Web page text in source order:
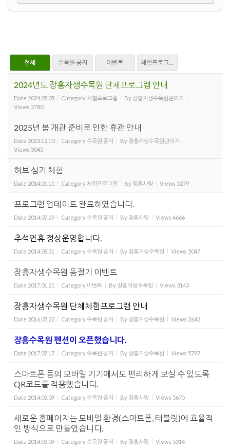
전체 수목원 공지 이벤트
2024년도 장흥자생수목원 단체프로그램 안내
Date 2024.05.05 Category 체험프로그램 By 장흥자생수목원관리자
Views 2780
2025년 봄 개관 준비로 인한 휴관 안내
Date 2023.12.10 Category수목원 공지 By 장흥자생수목원관리자
Views 3045
허브 심기 체험
Date 2014.01.11 Category 체험프로그램 By 장흥사랑 Views 5279
프로그램 업데이트 완료하였습니다.
Date 2014.07.29 Category수목원 공지 By 장흥사랑 Views 4666
추석연휴 정상운영합니다.
Date 2014.08.31 Category수목원 공지 By 장흥자생수목원 Views 5047
장흥자생수목원 동절기 이벤트
Date 2017.01.21 Category 이벤트 By 장흥자생수목원 Views 3143
장흥자생수목원 단체체험프로그램 안내
Date 2016.07.22 Category수목원 공지 By 장흥자생수목원 Views 2642
장흥수목원 펜션이 오픈했습니다.
Date 2017.07.17 Category수목원 공지 By 장흥자생수목원 Views 5797
스마트폰 등의 모바일 기기에서도 편리하게 보실 수 있도록
QR코드를 적용했습니다.
Date 2014.03.09 Category수목원 공지 By 장흥사랑 Views 5675
새로운 홈페이지는 모바일 환경(스마트폰, 태블릿)에 효율적
인 방식으로 만들었습니다.
Date 2014.03.09 Category수목원 공지 By 장흥사랑 Views 5314